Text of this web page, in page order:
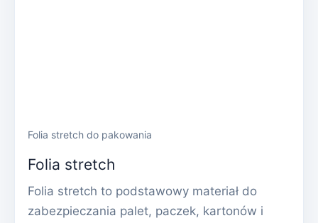
Folia stretch do pakowania
Folia stretch
Folia stretch to podstawowy materiał do
zabezpieczania palet, paczek, kartonów i